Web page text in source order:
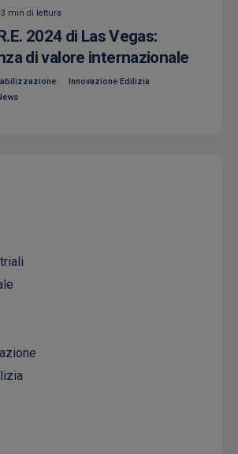
3 min di lettura
2024 di Las Vegas:
di valore internazionale
Innovazione Edilizia